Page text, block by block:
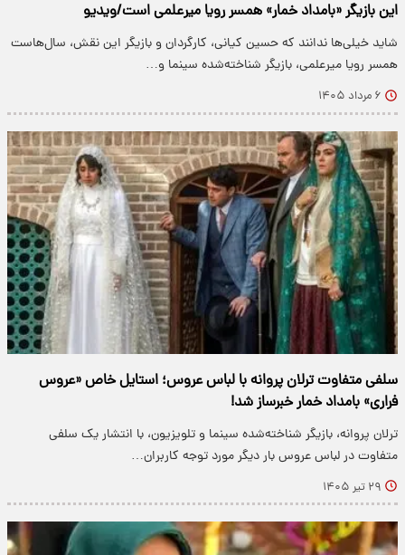
این بازیگر «بامداد خمار» همسر رویا میرعلمی است/ویدیو
شاید خیلی‌ها ندانند که حسین کیانی، کارگردان و بازیگر این نقش، سال‌هاست
همسر رویا میرعلمی، بازیگر شناخته‌شده سینما و…
۶ مرداد ۱۴۰۵
سلفی متفاوت ترلان پروانه با لباس عروس؛ استایل خاص «عروس
فراری» بامداد خمار خبرساز شد!
ترلان پروانه، بازیگر شناخته‌شده سینما و تلویزیون، با انتشار یک سلفی
متفاوت در لباس عروس بار دیگر مورد توجه کاربران…
۲۹ تیر ۱۴۰۵